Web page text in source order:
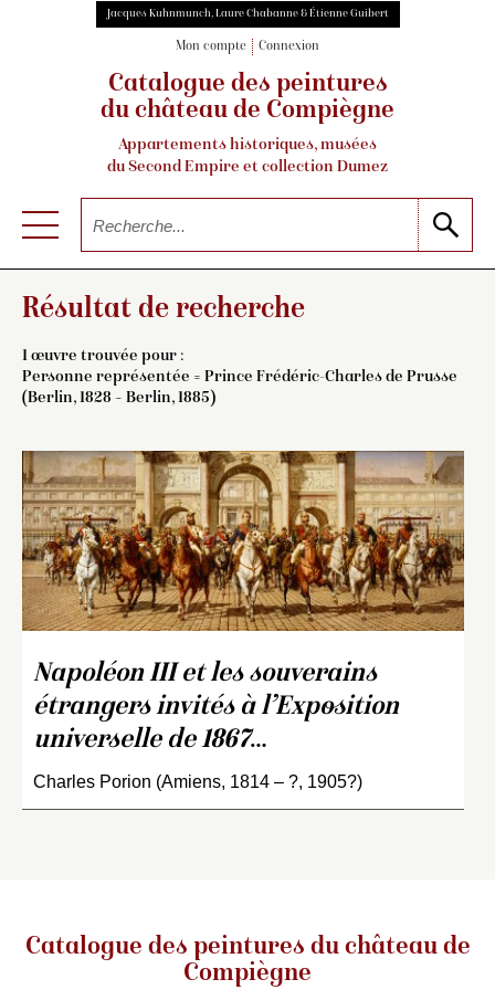
Jacques Kuhnmunch, Laure Chabanne & Étienne Guibert
Mon compte Connexion
Catalogue des peintures
du château de Compiègne
Appartements historiques, musées
du Second Empire et collection Dumez
Résultat de recherche
1 œuvre trouvée pour :
Personne représentée = Prince Frédéric-Charles de Prusse
(Berlin, 1828 – Berlin, 1885)
Napoléon III et les souverains
étrangers invités à l’Exposition
universelle de 1867…
Charles Porion (Amiens, 1814 – ?, 1905?)
Catalogue des peintures du château de
Compiègne